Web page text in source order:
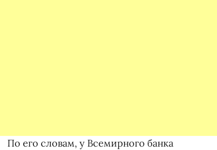
По его словам, у Всемирного банка